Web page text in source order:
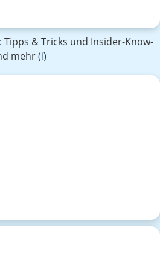
& Tricks und Insider-Know-
mehr (i)